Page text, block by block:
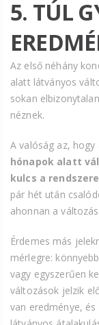
5. TÚL
Az első néhány
alatt látványos
sokan
néznek.
A valóság az,
hónapok alatt
kulcs a
pár hét után
ahonnan a
Érdemes más
mérlegre:
vagy egyszerűen
változások jelzik
van eredménye,